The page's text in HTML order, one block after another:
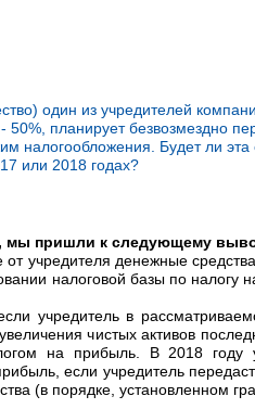
один из учредителей
50%, планирует безвозмездно
Будет ли эта
или 2018 годах?
мы пришли к следующему
от учредителя денежные
налоговой базы по налогу
учредитель в
чистых активов
на прибыль. В 2018 году
если учредитель
(в порядке, установленном